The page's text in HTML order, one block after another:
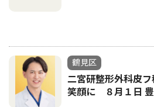
鶴見区
二宮研整形外科皮
笑顔に ８月１日